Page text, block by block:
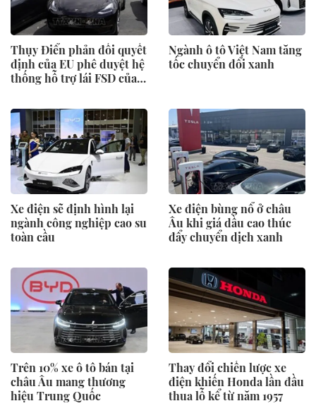
Thụy Điển phản đối quyết
định của EU phê duyệt hệ
thống hỗ trợ lái FSD của
Ngành ô tô Việt Nam tăng
tốc chuyển đổi xanh
Xe điện sẽ định hình lại
ngành công nghiệp cao su
toàn cầu
Xe điện bùng nổ ở châu
Âu khi giá dầu cao thúc
đẩy chuyển dịch xanh
Trên 10% xe ô tô bán tại
châu Âu mang thương
hiệu Trung Quốc
Thay đổi chiến lược xe
điện khiến Honda lần đầu
thua lỗ kể từ năm 1957